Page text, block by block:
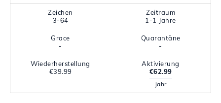
Zeichen
3-64
Zeitraum
1-1 Jahre
Grace
-
Quarantäne
-
Wiederherstellung
€39.99
Aktivierung
€62.99
Jahr